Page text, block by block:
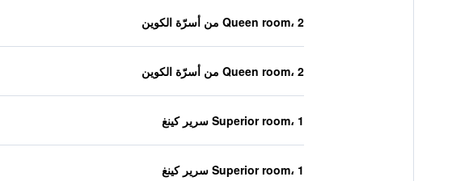
Queen room، 2 من أسرّة الكوين
Queen room، 2 من أسرّة الكوين
Superior room، 1 سرير كينغ
Superior room، 1 سرير كينغ